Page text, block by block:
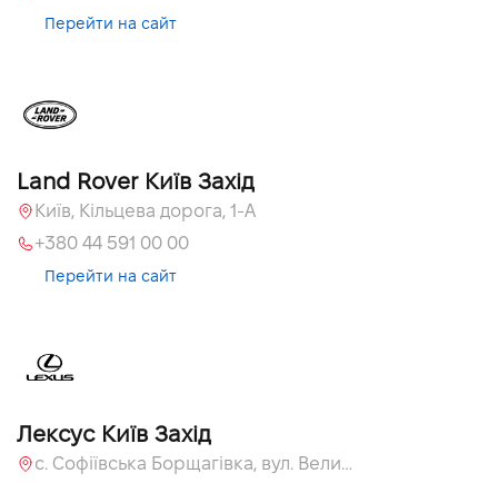
Перейти на сайт
Land Rover Київ Захід
Київ, Кільцева дорога, 1-А
+380 44 591 00 00
Перейти на сайт
Лексус Київ Захід
с. Софіївська Борщагівка, вул. Велика Кільцева, 58